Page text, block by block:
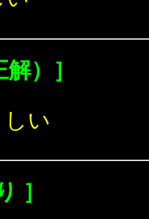
）］
い
］